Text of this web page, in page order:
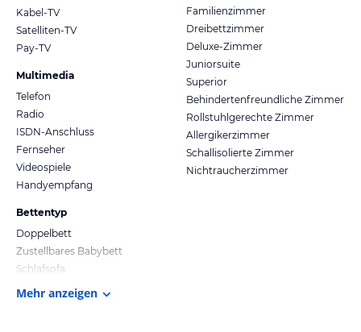
Kabel-TV
Satelliten-TV
Pay-TV
Multimedia
Telefon
Radio
ISDN-Anschluss
Fernseher
Videospiele
Handyempfang
Bettentyp
Doppelbett
Zustellbares Babybett
Schlafsofa
Familienzimmer
Dreibettzimmer
Deluxe-Zimmer
Juniorsuite
Superior
Behindertenfreundliche Zimmer
Rollstuhlgerechte Zimmer
Allergikerzimmer
Schallisolierte Zimmer
Nichtraucherzimmer
Mehr anzeigen